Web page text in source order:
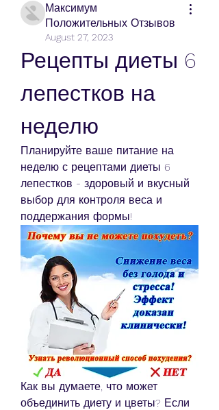
Максимум
Положительных Отзывов
August 27, 2023
Рецепты диеты 6
лепестков на
неделю
Планируйте ваше питание на
неделю с рецептами диеты 6
лепестков - здоровый и вкусный
выбор для контроля веса и
поддержания формы!
Как вы думаете, что может
объединить диету и цветы? Если